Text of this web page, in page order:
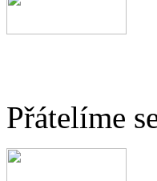
Přátelíme